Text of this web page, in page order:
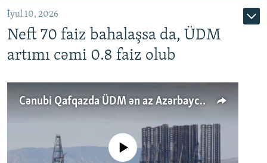
İyul 10, 2026
Neft 70 faiz bahalaşsa da, ÜDM
artımı cəmi 0.8 faiz olub
Cənubi Qafqazda ÜDM ən az Azərbaycanda artır: Qonşuları niyə Bakını qabaqlaya bilir?
No media source currently available